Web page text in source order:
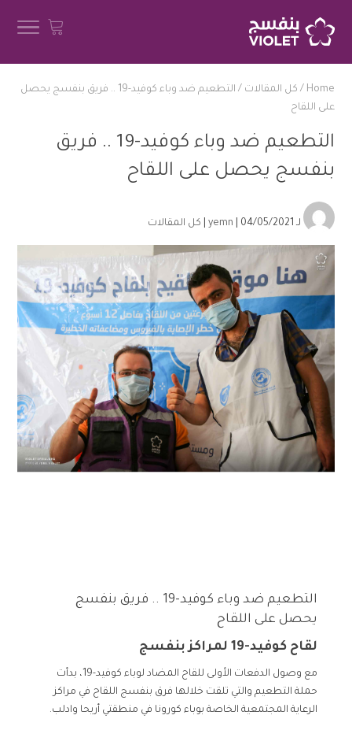
Home
/ كل المقالات /
التطعيم ضد وباء كوفيد-19 .. فريق بنفسج يحصل
على اللقاح
التطعيم ضد وباء كوفيد-19 .. فريق
بنفسج يحصل على اللقاح
لـ yemn | 04/05/2021 | كل المقالات
التطعيم ضد وباء كوفيد-19 .. فريق بنفسج
يحصل على اللقاح
لقاح كوفيد-19 لمراكز بنفسج
مع وصول الدفعات الأولى للقاح المضاد لوباء كوفيد-19، بدأت
حملة التطعيم والتي تلقت خلالها فرق بنفسج اللقاح في مراكز
الرعاية المجتمعية الخاصة بوباء كورونا في منطقتي أريحا وادلب.